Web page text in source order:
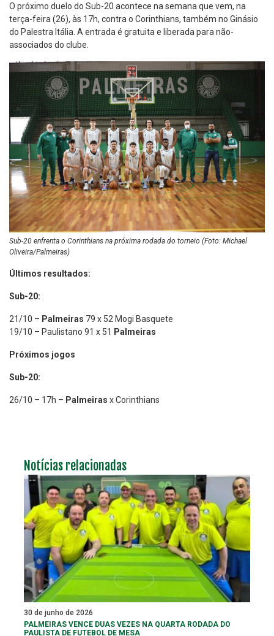
O próximo duelo do Sub-20 acontece na semana que vem, na
terça-feira (26), às 17h, contra o Corinthians, também no Ginásio
do Palestra Itália. A entrada é gratuita e liberada para não-
associados do clube.
Sub-20 enfrenta o Corinthians na próxima rodada do torneio (Foto: Michael
Oliveira/Palmeiras)
Últimos resultados:
Sub-20:
21/10 – Palmeiras 79 x 52 Mogi Basquete
19/10 – Paulistano 91 x 51 Palmeiras
Próximos jogos
Sub-20:
26/10 – 17h – Palmeiras x Corinthians
Notícias relacionadas
30 de junho de 2026
PALMEIRAS VENCE DUAS VEZES NA QUARTA RODADA DO
PAULISTA DE FUTEBOL DE MESA